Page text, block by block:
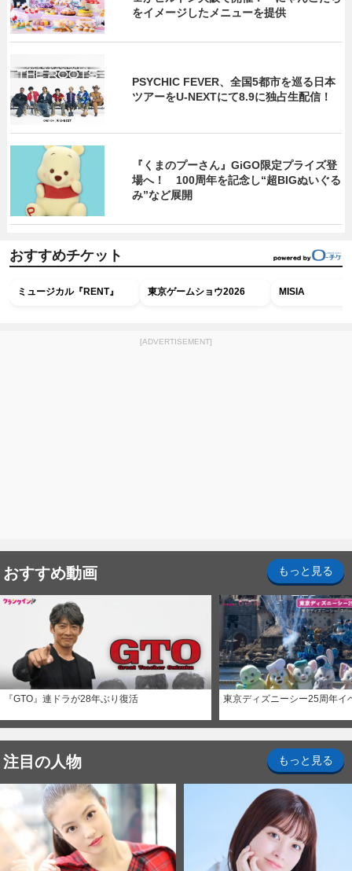
をイメージしたメニューを提供
PSYCHIC FEVER、全国5都市を巡る日本
ツアーをU‐NEXTにて8.9に独占生配信！
『くまのプーさん』GiGO限定プライズ登
場へ！ 100周年を記念し“超BIGぬいぐる
み”など展開
おすすめチケット
ミュージカル『RENT』 東京ゲームショウ2026 MISIA
[ADVERTISEMENT]
おすすめ動画 もっと見る
『GTO』連ドラが28年ぶり復活 東京ディズニーシー25周年イ
注目の人物 もっと見る